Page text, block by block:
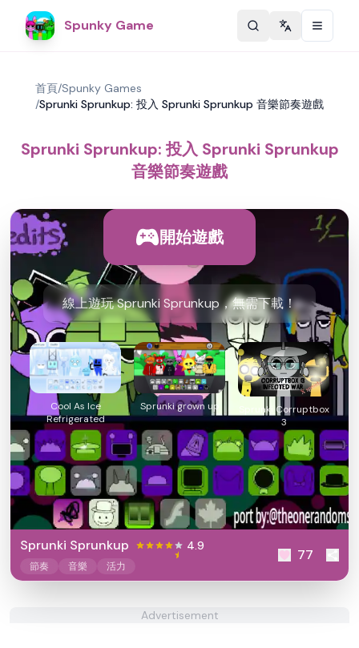
Spunky Game Change
首頁/Spunky Games
/Sprunki Sprunkup: 投入 Sprunki Sprunkup 音樂節奏遊戲
Sprunki Sprunkup: 投入 Sprunki Sprunkup
音樂節奏遊戲
開始遊戲
線上遊玩 Sprunki Sprunkup，無需下載！
Cool As Ice
Refrigerated
Sprunki grown up
Sprunki Corruptbox
3
Sprunki Sprunkup 4.9
節奏 音樂 活力
77
Advertisement